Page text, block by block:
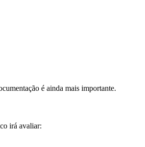
é ainda mais importante.
irá avaliar: